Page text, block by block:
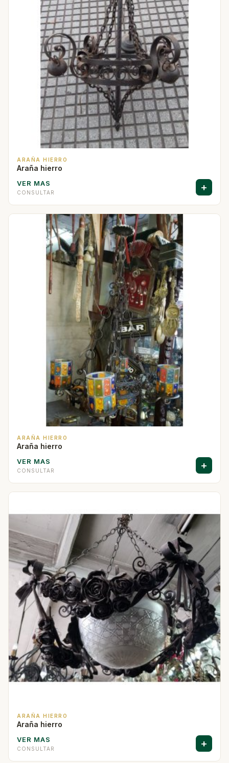
ARAÑA HIERRO
Araña hierro
VER MAS
CONSULTAR +
ARAÑA HIERRO
Araña hierro
VER MAS
CONSULTAR +
ARAÑA HIERRO
Araña hierro
VER MAS
CONSULTAR +